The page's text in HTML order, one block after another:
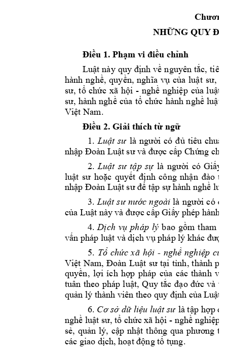
NHỮNG QUY
Điều 1. Phạm vi điều chỉnh
Luật này quy định về nguyên tắc, tiêu
hành nghề, quyền, nghĩa vụ của luật sư,
sư, tổ chức xã hội - nghề nghiệp của luật
sư, hành nghề của tổ chức hành nghề luật
Việt Nam.
Điều 2. Giải thích từ ngữ
1. Luật sư là người có đủ tiêu chuẩn
nhập Đoàn Luật sư và được cấp Chứng chỉ
2. Luật sư tập sự là người có Giấy
luật sư hoặc quyết định công nhận đào
nhập Đoàn Luật sư để tập sự hành nghề
3. Luật sư nước ngoài là người có
của Luật này và được cấp Giấy phép hành
4. Dịch vụ pháp lý bao gồm tham
vấn pháp luật và dịch vụ pháp lý khác
5. Tổ chức xã hội - nghề nghiệp củ
Việt Nam, Đoàn Luật sư tại tỉnh, thành
quyền, lợi ích hợp pháp của các thành
tuân theo pháp luật, Quy tắc đạo đức và
quản lý thành viên theo quy định của Luật
6. Cơ sở dữ liệu luật sư là tập hợp
nghề luật sư, tổ chức xã hội - nghề nghiệp
sẻ, quản lý, cập nhật thông qua phương
các giao dịch, hoạt động tố tụng.